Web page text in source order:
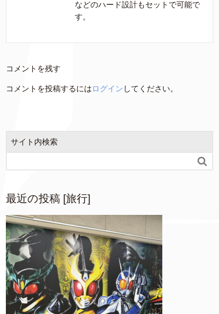
などのハード設計もセットで可能で
す。
コメントを残す
コメントを投稿するには ログイン してください。
サイト内検索

最近の投稿 [旅行]